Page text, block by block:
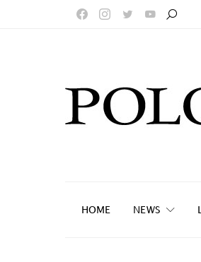
HOME NEWS